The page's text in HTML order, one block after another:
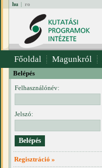
hu | ro
Főoldal Magunkról
Belépés
Felhasználónév:
Jelszó:
Regisztráció »